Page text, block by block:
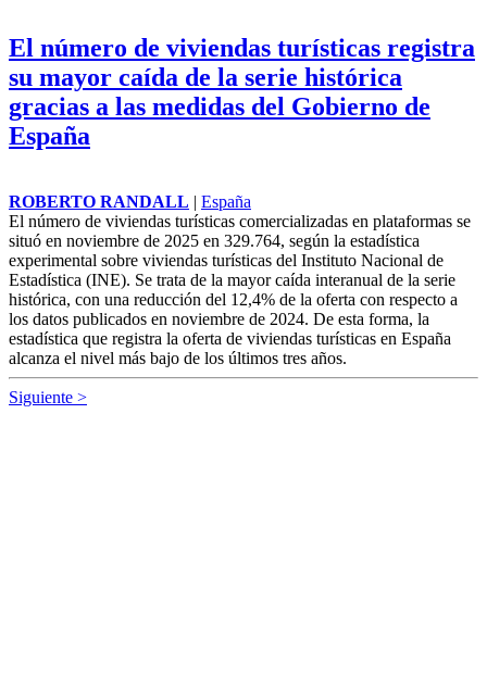
El número de viviendas turísticas registra
su mayor caída de la serie histórica
gracias a las medidas del Gobierno de
España
ROBERTO RANDALL | España
El número de viviendas turísticas comercializadas en plataformas se
situó en noviembre de 2025 en 329.764, según la estadística
experimental sobre viviendas turísticas del Instituto Nacional de
Estadística (INE). Se trata de la mayor caída interanual de la serie
histórica, con una reducción del 12,4% de la oferta con respecto a
los datos publicados en noviembre de 2024. De esta forma, la
estadística que registra la oferta de viviendas turísticas en España
alcanza el nivel más bajo de los últimos tres años.
Siguiente >